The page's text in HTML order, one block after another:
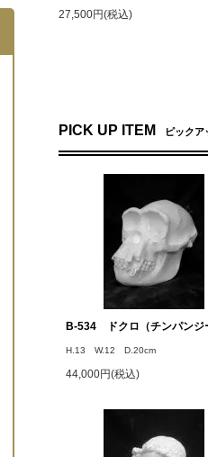
27,500円(税込)
PICK UP ITEM ピックア
B-534 ドクロ（チンパンジ
H.13 W.12 D.20cm
44,000円(税込)